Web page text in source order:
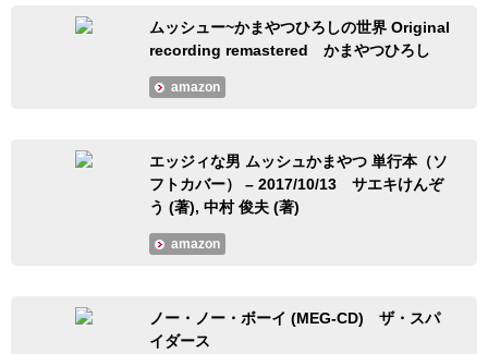
ムッシュー~かまやつひろしの世界 Original
recording remastered かまやつひろし
amazon
エッジィな男 ムッシュかまやつ 単行本（ソ
フトカバー） – 2017/10/13 サエキけんぞ
う (著),‎ 中村 俊夫 (著)
amazon
ノー・ノー・ボーイ (MEG-CD) ザ・スパ
イダース